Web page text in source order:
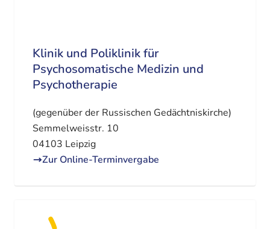
Klinik und Poliklinik für
Psychosomatische Medizin und
Psychotherapie
(gegenüber der Russischen Gedächtniskirche)
Semmelweisstr. 10
04103 Leipzig
Zur Online-Terminvergabe